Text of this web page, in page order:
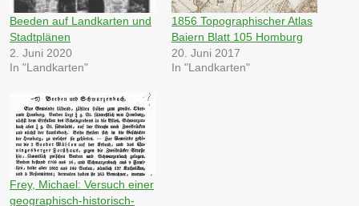
Beeden auf Landkarten und
Stadtplänen
2. Juni 2020
In "Landkarten"
1856 Topographischer Atlas
Baiern Blatt 105 Homburg
20. Juni 2017
In "Landkarten"
Frey, Michael: Versuch einer
geographisch-historisch-